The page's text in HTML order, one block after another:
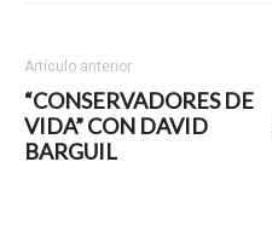
Artículo anterior
“CONSERVADORES DE
VIDA” CON DAVID
BARGUIL